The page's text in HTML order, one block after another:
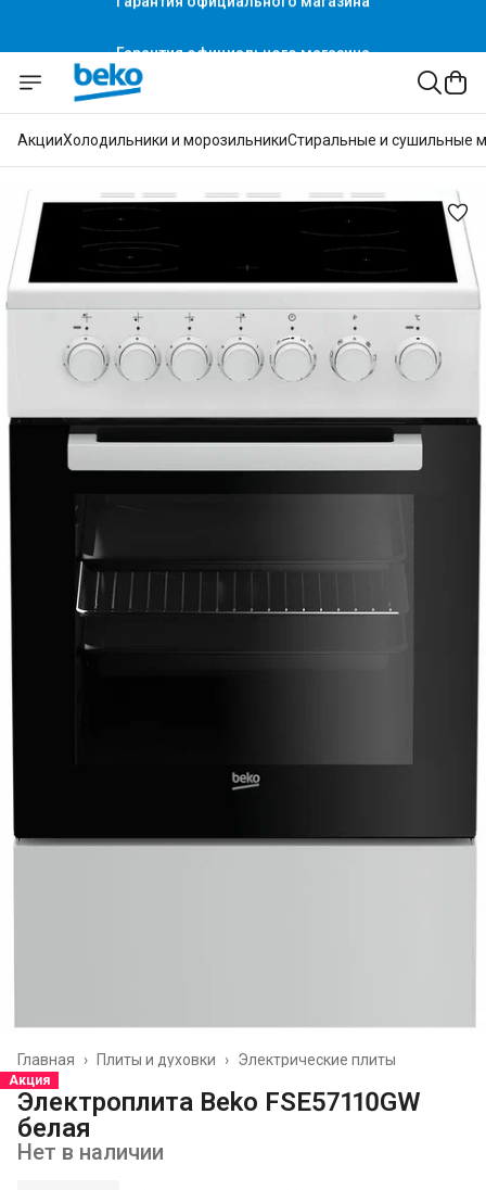
АкцииХолодильники и морозильникиСтиральные и сушильные
Электрические плиты
Плиты и духовки ›
Главная ›
Акция
Электроплита Beko FSE57110GW
белая
Нет в наличии